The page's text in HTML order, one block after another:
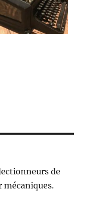
de
mécaniques.